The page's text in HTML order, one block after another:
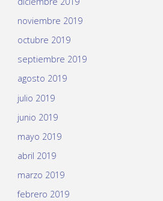
noviembre 2019
octubre 2019
septiembre 2019
agosto 2019
julio 2019
junio 2019
mayo 2019
abril 2019
marzo 2019
febrero 2019